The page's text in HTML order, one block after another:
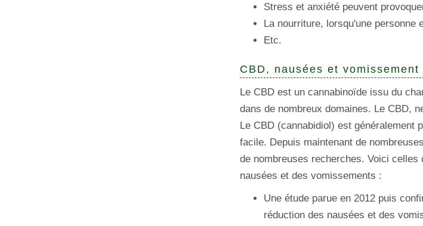
Stress et anxiété peuvent
La nourriture, lorsqu'une personne
Etc.
CBD, nausées et vomissement
Le CBD est un cannabinoïde issu du
dans de nombreux domaines. Le CBD,
Le CBD (cannabidiol) est généralement
facile. Depuis maintenant de
de nombreuses recherches. Voici
nausées et des vomissements :
Une étude parue en 2012 puis
réduction des nausées et des